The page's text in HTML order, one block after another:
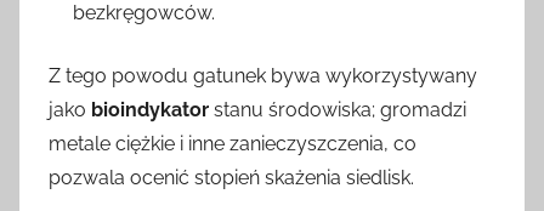
bezkręgowców.
Z tego powodu gatunek bywa wykorzystywany
jako bioindykator stanu środowiska; gromadzi
metale ciężkie i inne zanieczyszczenia, co
pozwala ocenić stopień skażenia siedlisk.